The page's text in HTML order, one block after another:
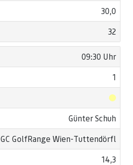
30,0
32
09:30 Uhr
1
Günter Schuh
GC GolfRange Wien-Tuttendörfl
14,3